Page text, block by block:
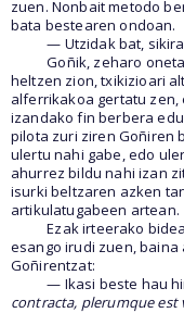
zuen. Nonbait metodo
bata bestearen ondoan.
— Utzidak bat,
Goñik, zeharo
heltzen zion, txikizioari
alferrikakoa gertatu
izandako fin berbera
pilota zuri ziren Goñiren
ulertu nahi gabe, edo
ahurrez bildu nahi izan
isurki beltzaren azken
artikulatugabeen artean.
Ezak irteerako
esango irudi zuen, baina
Goñirentzat:
— Ikasi beste hau
contracta, plerumque est